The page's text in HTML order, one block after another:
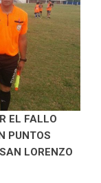
EL FALLO
PUNTOS
LORENZO